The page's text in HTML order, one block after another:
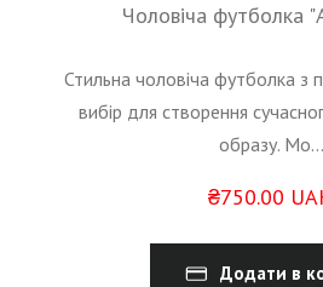
Чоловіча футболка
Стильна чоловіча футболка з
вибір для створення
образу. Мо...
₴750.00
Додати в